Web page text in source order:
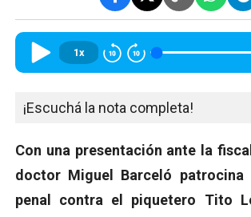
1x
¡Escuchá la nota completa!
Con una presentación ante la
doctor Miguel Barceló patrocina
penal contra el piquetero Tito